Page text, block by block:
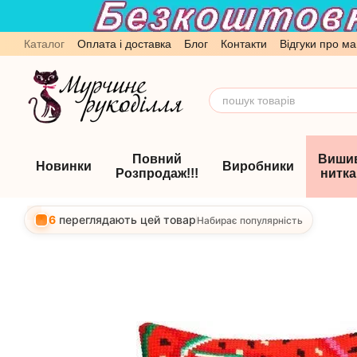
Перейти до основного контенту
Каталог Оплата і доставка Блог Контакти
Відгуки про
Обмін та повернення
Угода користувача
Новинки
Повний
Розпродаж!!!
Виробники
6 переглядають цей товарНабирає популярність